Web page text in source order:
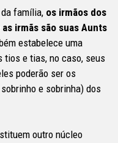
família, os irmãos dos
irmãs são suas Aunts
estabelece uma
tios e tias, no caso, seus
poderão ser os
e sobrinha) dos
outro núcleo